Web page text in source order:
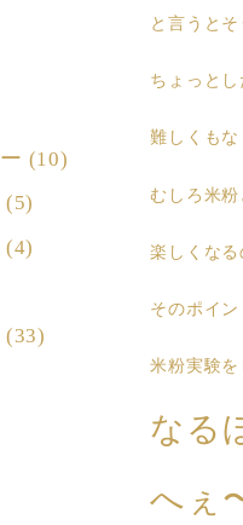
と言うと
ちょっと
難しくもな
むしろ米
楽しくなる
そのポイ
米粉実験
なる
へぇ
(10)
(5)
(4)
(33)